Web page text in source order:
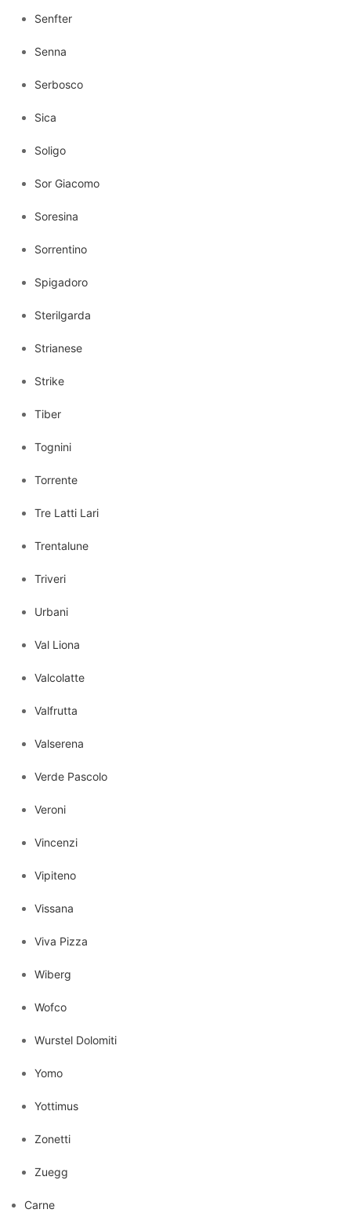
Senfter
Senna
Serbosco
Sica
Soligo
Sor Giacomo
Soresina
Sorrentino
Spigadoro
Sterilgarda
Strianese
Strike
Tiber
Tognini
Torrente
Tre Latti Lari
Trentalune
Triveri
Urbani
Val Liona
Valcolatte
Valfrutta
Valserena
Verde Pascolo
Veroni
Vincenzi
Vipiteno
Vissana
Viva Pizza
Wiberg
Wofco
Wurstel Dolomiti
Yomo
Yottimus
Zonetti
Zuegg
Carne